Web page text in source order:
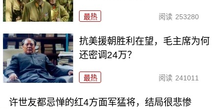
最热 阅读 253280
抗美援朝胜利在望，毛主席为何
还密调24万？
最热 阅读 241011
许世友都忌惮的红4方面军猛将，结局很悲惨